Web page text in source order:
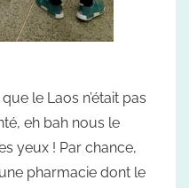
le Laos n’était pas
eh bah nous le
yeux ! Par chance,
pharmacie dont le